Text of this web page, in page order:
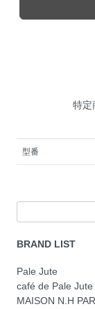
特定
型番
BRAND LIST
Pale Jute
café de Pale Jute
MAISON N.H